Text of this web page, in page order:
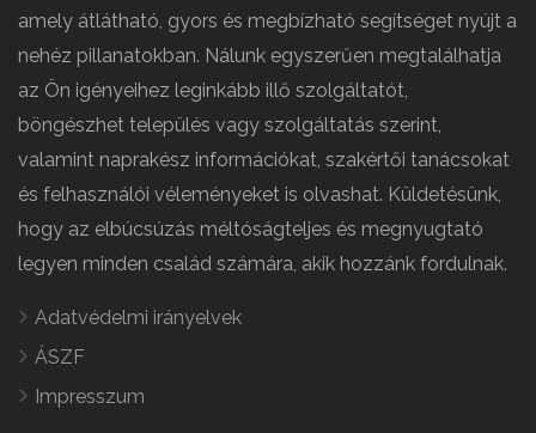
amely átlátható, gyors és megbízható segítséget nyújt a
nehéz pillanatokban. Nálunk egyszerűen megtalálhatja
az Ön igényeihez leginkább illő szolgáltatót,
böngészhet település vagy szolgáltatás szerint,
valamint naprakész információkat, szakértői tanácsokat
és felhasználói véleményeket is olvashat. Küldetésünk,
hogy az elbúcsúzás méltóságteljes és megnyugtató
legyen minden család számára, akik hozzánk fordulnak.
Adatvédelmi irányelvek
ÁSZF
Impresszum